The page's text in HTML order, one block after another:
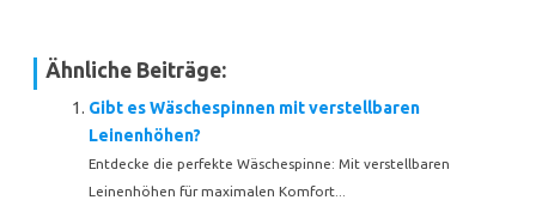
Ähnliche Beiträge:
Gibt es Wäschespinnen mit verstellbaren
Leinenhöhen?
Entdecke die perfekte Wäschespinne: Mit verstellbaren
Leinenhöhen für maximalen Komfort...